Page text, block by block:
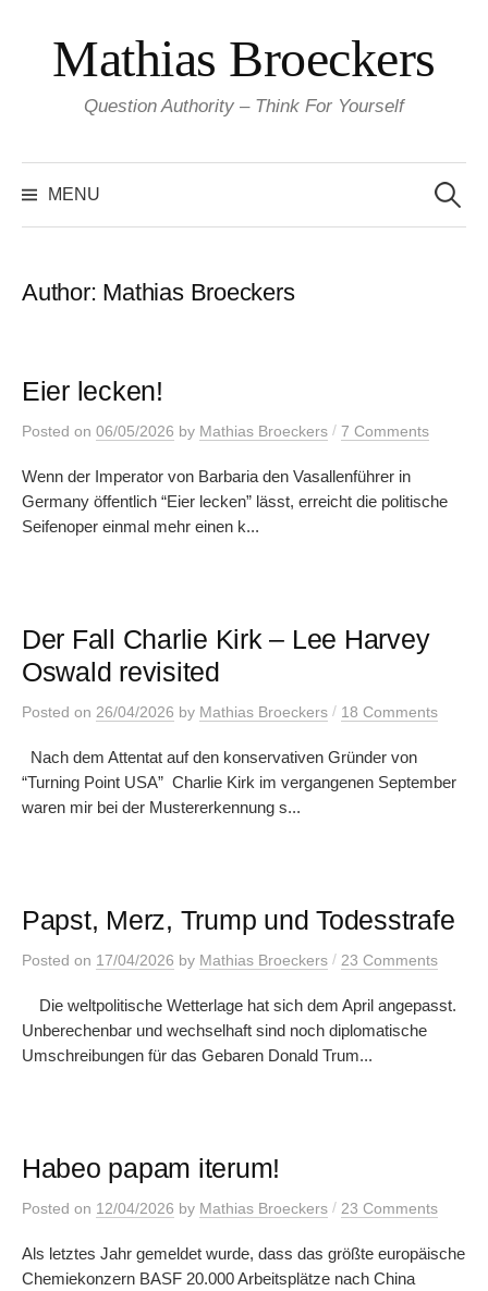
content
Mathias Broeckers
Question Authority – Think For Yourself
MENU
for:
Author: Mathias Broeckers
Eier lecken!
Posted on 06/05/2026 by Mathias Broeckers / 7 Comments
Wenn der Imperator von Barbaria den Vasallenführer in
Germany öffentlich “Eier lecken” lässt, erreicht die politische
Seifenoper einmal mehr einen k...
Der Fall Charlie Kirk – Lee Harvey
Oswald revisited
Posted on 26/04/2026 by Mathias Broeckers / 18 Comments
Nach dem Attentat auf den konservativen Gründer von
“Turning Point USA” Charlie Kirk im vergangenen September
waren mir bei der Mustererkennung s...
Papst, Merz, Trump und Todesstrafe
Posted on 17/04/2026 by Mathias Broeckers / 23 Comments
Die weltpolitische Wetterlage hat sich dem April angepasst.
Unberechenbar und wechselhaft sind noch diplomatische
Umschreibungen für das Gebaren Donald Trum...
Habeo papam iterum!
Posted on 12/04/2026 by Mathias Broeckers / 23 Comments
Als letztes Jahr gemeldet wurde, dass das größte europäische
Chemiekonzern BASF 20.000 Arbeitsplätze nach China